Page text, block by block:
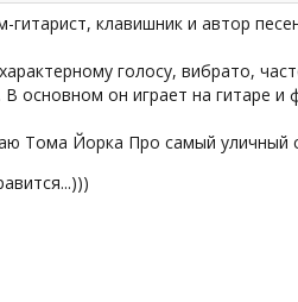
клавишник и автор
голосу, вибрато,
основном он играет на гитаре
Тома Йорка Про самый уличный